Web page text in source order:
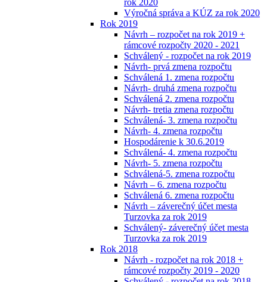
rok 2020
Výročná správa a KÚZ za rok 2020
Rok 2019
Návrh – rozpočet na rok 2019 +
rámcové rozpočty 2020 - 2021
Schválený - rozpočet na rok 2019
Návrh- prvá zmena rozpočtu
Schválená 1. zmena rozpočtu
Návrh- druhá zmena rozpočtu
Schválená 2. zmena rozpočtu
Návrh- tretia zmena rozpočtu
Schválená- 3. zmena rozpočtu
Návrh- 4. zmena rozpočtu
Hospodárenie k 30.6.2019
Schválená- 4. zmena rozpočtu
Návrh- 5. zmena rozpočtu
Schválená-5. zmena rozpočtu
Návrh – 6. zmena rozpočtu
Schválená 6. zmena rozpočtu
Návrh – záverečný účet mesta
Turzovka za rok 2019
Schválený- záverečný účet mesta
Turzovka za rok 2019
Rok 2018
Návrh - rozpočet na rok 2018 +
rámcové rozpočty 2019 - 2020